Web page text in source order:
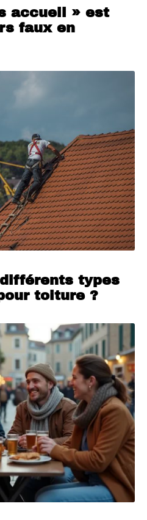
accueil » est
faux en
types
toiture ?